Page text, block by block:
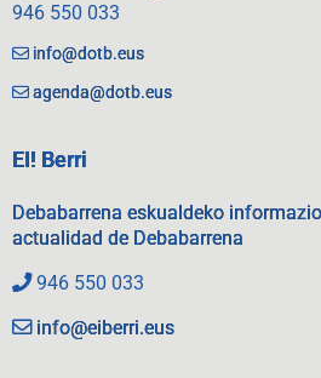
946 550 033
info@dotb.eus
agenda@dotb.eus
EI! Berri
Debabarrena eskualdeko
actualidad de Debabarrena
946 550 033
info@eiberri.eus